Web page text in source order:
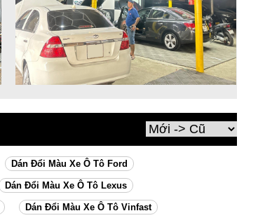
Dán Đổi Màu Xe Ô Tô Ford
Dán Đổi Màu Xe Ô Tô Lexus
Dán Đổi Màu Xe Ô Tô Vinfast